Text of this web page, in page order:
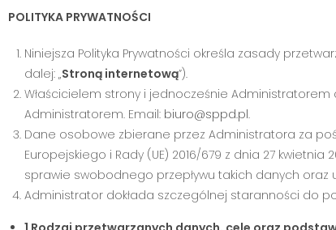
POLITYKA PRYWATNOŚCI
Niniejsza Polityka Prywatności określa zasady
dalej: „Stroną internetową”).
Właścicielem strony i jednocześnie Administratorem
Administratorem. Email: biuro@sppd.pl.
Dane osobowe zbierane przez Administratora za
Europejskiego i Rady (UE) 2016/679 z dnia 27
sprawie swobodnego przepływu takich danych
Administrator dokłada szczególnej staranności do